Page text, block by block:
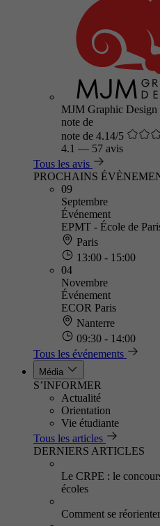
MJM Graphic Design
note de
note de 4.14/5
4.1 — 57 avis
Tous les avis
PROCHAINS
09
Septembre
Événement
EPMT - École de
Paris
13:00 - 15:00
04
Novembre
Événement
ECOR Paris
Nanterre
09:30 - 14:00
Tous les événements
Média
S’INFORMER
Actualité
Orientation
Vie étudiante
Tous les articles
DERNIERS ARTICLES
Le CRPE : le
écoles
Comment se